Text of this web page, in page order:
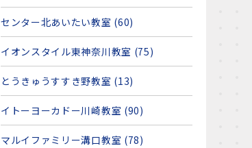
センター北あいたい教室 (60)
イオンスタイル東神奈川教室 (75)
とうきゅうすすき野教室 (13)
イトーヨーカドー川崎教室 (90)
マルイファミリー溝口教室 (78)